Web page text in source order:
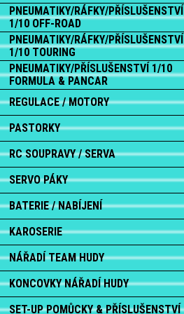
PNEUMATIKY/RÁFKY/PŘÍSLUŠENSTVÍ
1/10 OFF-ROAD
PNEUMATIKY/RÁFKY/PŘÍSLUŠENSTVÍ
1/10 TOURING
PNEUMATIKY/PŘÍSLUŠENSTVÍ 1/10
FORMULA & PANCAR
REGULACE / MOTORY
PASTORKY
RC SOUPRAVY / SERVA
SERVO PÁKY
BATERIE / NABÍJENÍ
KAROSERIE
NÁŘADÍ TEAM HUDY
KONCOVKY NÁŘADÍ HUDY
SET-UP POMŮCKY & PŘÍSLUŠENSTVÍ